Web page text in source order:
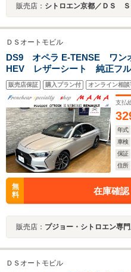
販売店： シトロエン京都／ＤＳ
ＤＳオートモビル
DS9 オペラ E-TENSE ワン
HEV レザーシート 純正フ
Bluetooth AppleCarplay
ンチアルミホイール アダプテ
ル パーキングアシスト
販売店保証 購入プラン付 オンライン相談
支払
年式
車検
保証
住所
無
料
在庫確
販売店： プジョー・シトロエン専
ＤＳオートモビル